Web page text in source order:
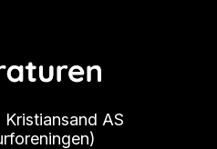
Kristiansand AS